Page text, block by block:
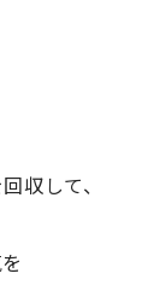
収して、